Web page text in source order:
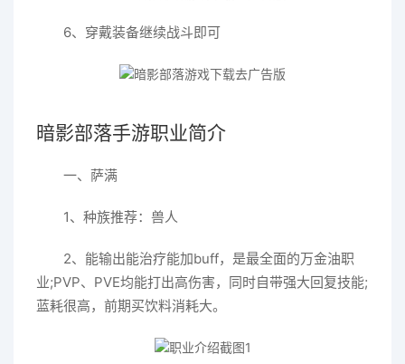
6、穿戴装备继续战斗即可
暗影部落手游职业简介
一、萨满
1、种族推荐：兽人
2、能输出能治疗能加buff，是最全面的万金油职
业;PVP、PVE均能打出高伤害，同时自带强大回复技能;
蓝耗很高，前期买饮料消耗大。